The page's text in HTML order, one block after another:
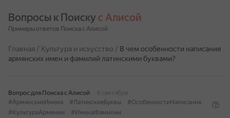
Вопросы к Поиску с Алисой
Примеры ответов Поиска с Алисой
Главная / Культура и искусство / В чем особенности написания
армянских имен и фамилий латинскими буквами?
Вопрос для Поиска с Алисой
6 сентября
#АрмянскиеИмена
#ЛатинскиеБуквы
#ОсобенностиНаписания
#КультураАрмении
#ИменаФамилии